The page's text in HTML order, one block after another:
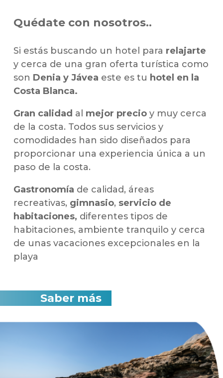
Quédate con nosotros..
Si estás buscando un hotel para relajarte
y cerca de una gran oferta turística como
son Denia y Jávea este es tu hotel en la
Costa Blanca.
Gran calidad al mejor precioy muy cerca
de la costa. Todos sus servicios y
comodidades han sido diseñados para
proporcionar una experiencia única a un
paso de la costa.
Gastronomía de calidad, áreas
recreativas, gimnasio, servicio de
habitaciones, diferentes tipos de
habitaciones, ambiente tranquilo y cerca
de unas vacaciones excepcionales en la
playa
Saber más